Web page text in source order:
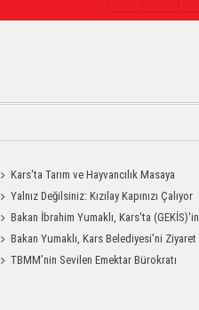
Kars'ta Tarım ve Hayvancılık Masaya
Yatırıldı
Yalnız Değilsiniz: Kızılay Kapınızı Çalıyor
Bakan İbrahim Yumaklı, Kars'ta (GEKİS)'in
ilk uygulamasını başlattı
Bakan Yumaklı, Kars Belediyesi'ni Ziyaret
Etti TBMM’nin Sevilen Emektar Bürokratı